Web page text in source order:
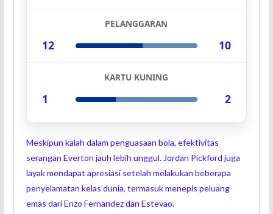
PELANGGARAN
12 10
KARTU KUNING
1 2
Meskipun kalah dalam penguasaan bola, efektivitas
serangan Everton jauh lebih unggul. Jordan Pickford juga
layak mendapat apresiasi setelah melakukan beberapa
penyelamatan kelas dunia, termasuk menepis peluang
emas dari Enzo Fernandez dan Estevao.